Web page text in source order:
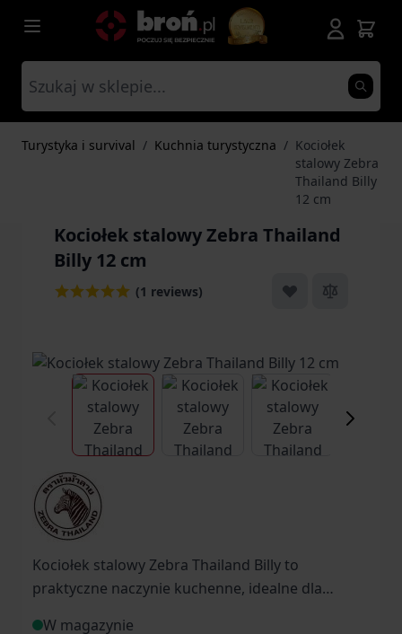
Przejdź do treści
Turystyka i survival / Kuchnia turystyczna / Kociołek
stalowy Zebra
Thailand Billy
12 cm
Kociołek stalowy Zebra Thailand
Billy 12 cm
(1 reviews)
View larger imageView larger imageView larger
Kociołek stalowy Zebra Thailand Billy to
praktyczne naczynie kuchenne, idealne dla
W magazynie